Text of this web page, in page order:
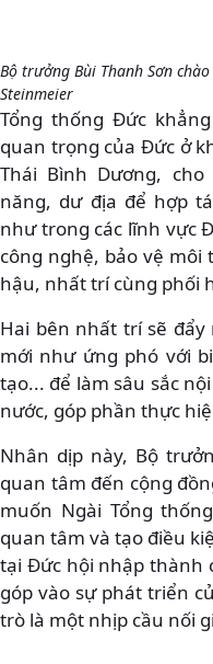
Bộ trưởng Bùi Thanh Sơn
Steinmeier
Tổng thống Đức
quan trọng của Đức ở
Thái Bình Dương,
năng, dư địa để hợp
như trong các lĩnh vực
công nghệ, bảo vệ
hậu, nhất trí cùng phối
Hai bên nhất trí sẽ
mới như ứng phó với
tạo... để làm sâu sắc
nước, góp phần thực
Nhân dịp này, Bộ
quan tâm đến cộng
muốn Ngài Tổng
quan tâm và tạo điều
tại Đức hội nhập thành
góp vào sự phát triển
trò là một nhịp cầu nối